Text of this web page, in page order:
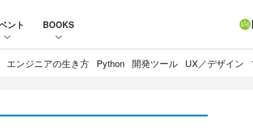
ント BOOKS
エンジニアの生き方 Python 開発ツール UX／デザイン